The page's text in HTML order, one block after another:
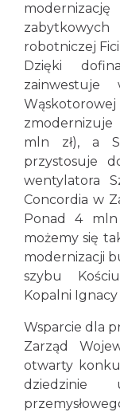
robotniczej
Dzięki
Wąskotorowej
mln zł), a
przystosuje
wentylatora
Concordia w
Ponad 4 mln
możemy się
modernizacji
szybu
Kopalni
Wsparcie dla
Zarząd
otwarty
dziedzinie